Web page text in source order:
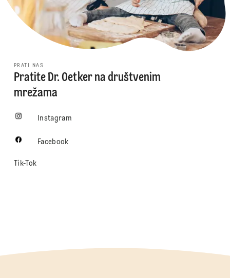
PRATI NAS
Pratite Dr. Oetker na društvenim
mrežama
Instagram
Facebook
Tik-Tok